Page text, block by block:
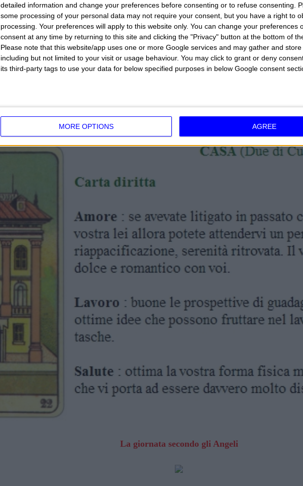
detailed information and change your preferences before consenting or to refuse consenting.
some processing of your personal data may not require your consent, but you have a right to
processing. Your preferences will apply to this website only. You can change your preferences
consent at any time by returning to this site and clicking the "Privacy" button at the bottom of
Please note that this website/app uses one or more Google services and may gather and
including but not limited to your visit or usage behaviour. You may click to grant or deny
its third-party tags to use your data for below specified purposes in below Google consent
MORE OPTIONS AGREE
La giornata secondo gli Angeli